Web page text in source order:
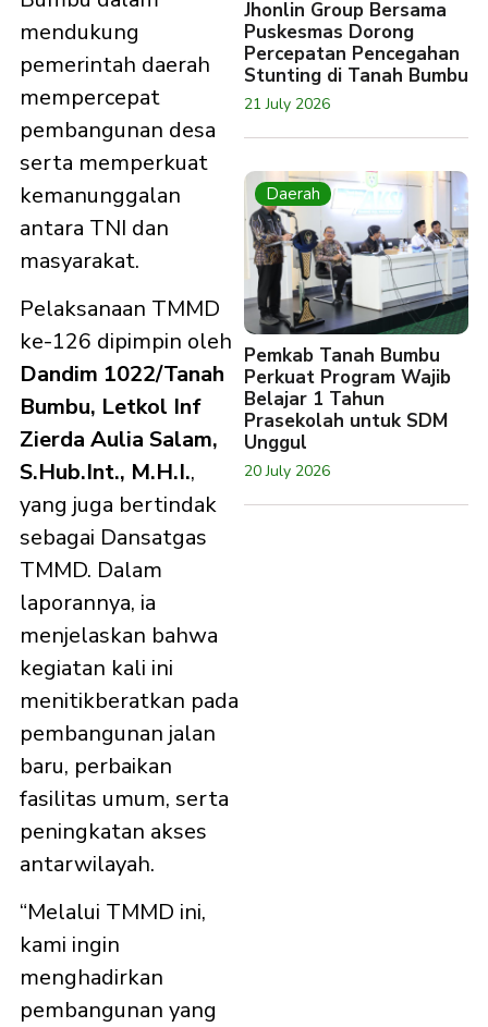
mendukung
pemerintah daerah
mempercepat
pembangunan desa
serta memperkuat
kemanunggalan
antara TNI dan
masyarakat.
Pelaksanaan TMMD
ke-126 dipimpin oleh
Dandim 1022/Tanah
Bumbu, Letkol Inf
Zierda Aulia Salam,
S.Hub.Int., M.H.I.,
yang juga bertindak
sebagai Dansatgas
TMMD. Dalam
laporannya, ia
menjelaskan bahwa
kegiatan kali ini
menitikberatkan pada
pembangunan jalan
baru, perbaikan
fasilitas umum, serta
peningkatan akses
antarwilayah.
“Melalui TMMD ini,
kami ingin
menghadirkan
pembangunan yang
Jhonlin Group Bersama
Puskesmas Dorong
Percepatan Pencegahan
Stunting di Tanah Bumbu
21 July 2026
Daerah
Pemkab Tanah Bumbu
Perkuat Program Wajib
Belajar 1 Tahun
Prasekolah untuk SDM
Unggul
20 July 2026